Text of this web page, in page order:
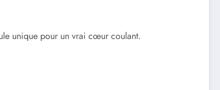
unique pour un vrai cœur coulant.